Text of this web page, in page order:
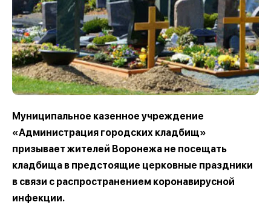
Муниципальное казенное учреждение
«Администрация городских кладбищ»
призывает жителей Воронежа не посещать
кладбища в предстоящие церковные праздники
в связи с распространением коронавирусной
инфекции.